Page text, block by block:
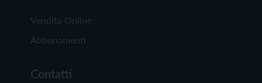
Vendita Online
Abbonamenti
Contatti